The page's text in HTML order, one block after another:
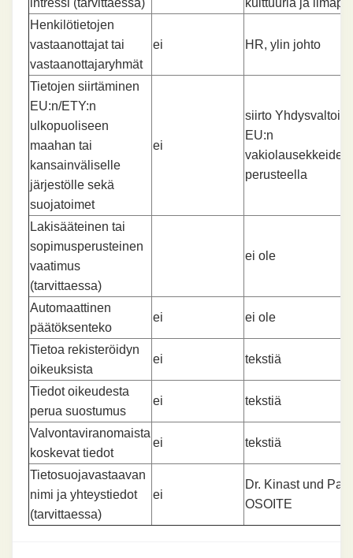
intressi (tarvittaessa)
kulttuuria ja
Henkilötietojen
vastaanottajat tai
vastaanottajaryhmät
ei HR, ylin johto
Tietojen siirtäminen
EU:n/ETY:n
ulkopuoliseen
maahan tai
kansainväliselle
järjestölle sekä
suojatoimet
ei
siirto
EU:n
vakiolausekkeiden
perusteella
Lakisääteinen tai
sopimusperusteinen
vaatimus
(tarvittaessa)
ei ole
Automaattinen
päätöksenteko
ei ei ole
Tietoa rekisteröidyn
oikeuksista
ei tekstiä
Tiedot oikeudesta
perua suostumus
ei tekstiä
Valvontaviranomaista
koskevat tiedot
ei tekstiä
Tietosuojavastaavan
nimi ja yhteystiedot
(tarvittaessa)
ei
Dr. Kinast und
OSOITE